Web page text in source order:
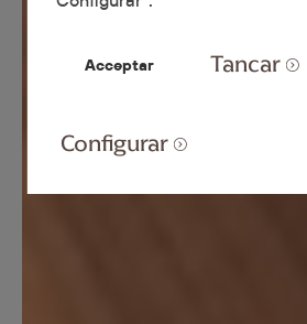
Acceptar Tancar
Configurar